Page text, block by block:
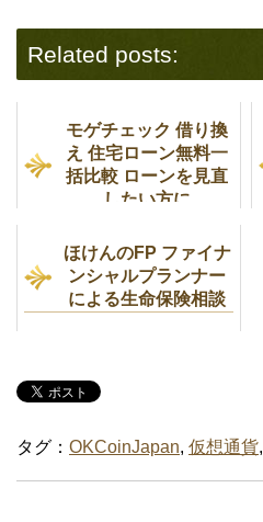
Related posts:
モゲチェック 借り換
え 住宅ローン無料一
括比較 ローンを見直
したい方に
ほけんのFP ファイナ
ンシャルプランナー
による生命保険相談
タグ： OKCoinJapan, 仮想通貨,